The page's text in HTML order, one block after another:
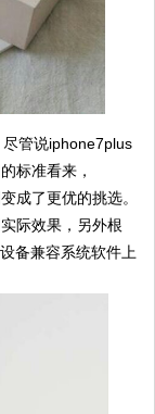
管说iphone7plus
标准看来，
成了更优的挑选。
际效果，另外根
备兼容系统软件上